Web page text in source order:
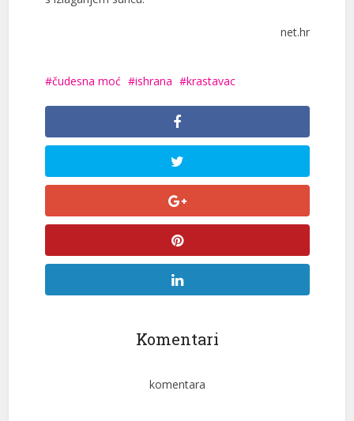
net.hr
čudesna moć ishrana krastavac
Komentari
komentara